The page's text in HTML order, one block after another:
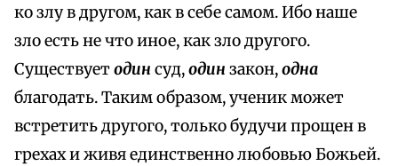
ко злу в другом, как в себе самом. Ибо наше
зло есть не что иное, как зло другого.
Существуетодин суд,один закон,одна
благодать. Таким образом, ученик может
встретить другого, только будучи прощен в
грехах и живя единственно любовью Божьей.